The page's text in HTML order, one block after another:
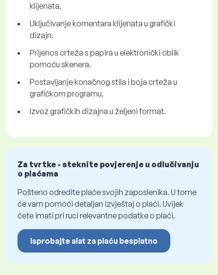
klijenata.
Uključivanje komentara klijenata u grafički
dizajn.
Prijenos crteža s papira u elektronički oblik
pomoću skenera.
Postavljanje konačnog stila i boja crteža u
grafičkom programu.
Izvoz grafičkih dizajna u željeni format.
Za tvrtke - steknite povjerenje u odlučivanju
o plaćama
Pošteno odredite plaće svojih zaposlenika. U tome
će vam pomoći detaljan izvještaj o plaći. Uvijek
ćete imati pri ruci relevantne podatke o plaći.
Isprobajte alat za plaću besplatno